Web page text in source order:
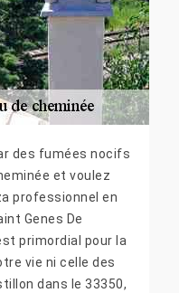
des fumées nocifs
et voulez
professionnel en
Genes De
primordial pour la
vie ni celle des
dans le 33350,